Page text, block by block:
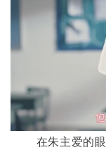
在朱主爱的眼